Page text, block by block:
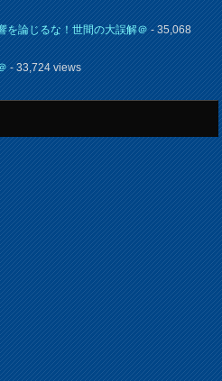
を論じるな！世間の大誤解＠- 35,068
- 33,724 views